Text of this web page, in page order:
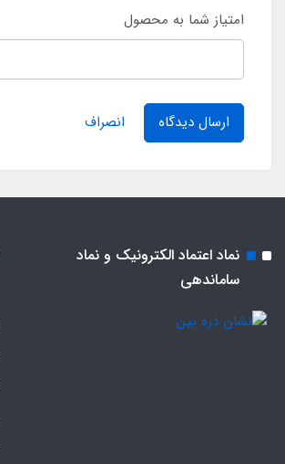
امتیاز شما به محصول
ارسال دیدگاه انصراف
نماد اعتماد الکترونیک و نماد
ساماندهی